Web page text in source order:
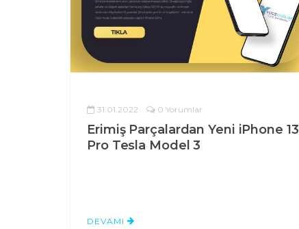
31.01.2022 0 Yorumlar
Erimiş Parçalardan Yeni iPhone 13
Pro Tesla Model 3
DEVAMI